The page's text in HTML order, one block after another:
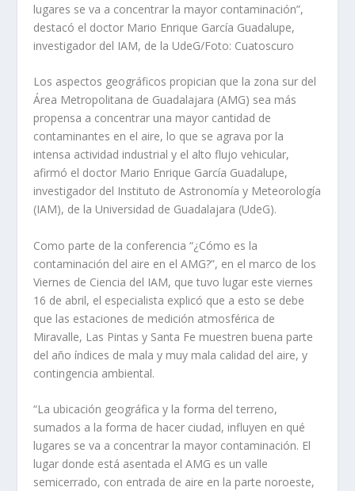
lugares se va a concentrar la mayor contaminación”,
destacó el doctor Mario Enrique García Guadalupe,
investigador del IAM, de la UdeG/Foto: Cuatoscuro
Los aspectos geográficos propician que la zona sur del
Área Metropolitana de Guadalajara (AMG) sea más
propensa a concentrar una mayor cantidad de
contaminantes en el aire, lo que se agrava por la
intensa actividad industrial y el alto flujo vehicular,
afirmó el doctor Mario Enrique García Guadalupe,
investigador del Instituto de Astronomía y Meteorología
(IAM), de la Universidad de Guadalajara (UdeG).
Como parte de la conferencia “¿Cómo es la
contaminación del aire en el AMG?”, en el marco de los
Viernes de Ciencia del IAM, que tuvo lugar este viernes
16 de abril, el especialista explicó que a esto se debe
que las estaciones de medición atmosférica de
Miravalle, Las Pintas y Santa Fe muestren buena parte
del año índices de mala y muy mala calidad del aire, y
contingencia ambiental.
“La ubicación geográfica y la forma del terreno,
sumados a la forma de hacer ciudad, influyen en qué
lugares se va a concentrar la mayor contaminación. El
lugar donde está asentada el AMG es un valle
semicerrado, con entrada de aire en la parte noroeste,